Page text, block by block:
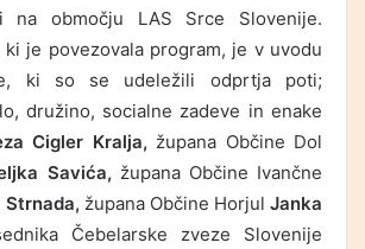
na območju LAS Srce Slovenije.
ki je povezovala program, je v uvodu
ki so se udeležili odprtja poti;
družino, socialne zadeve in enake
Cigler Kralja, župana Občine Dol
Savića, župana Občine Ivančne
Strnada, župana Občine Horjul Janka
Čebelarske zveze Slovenije